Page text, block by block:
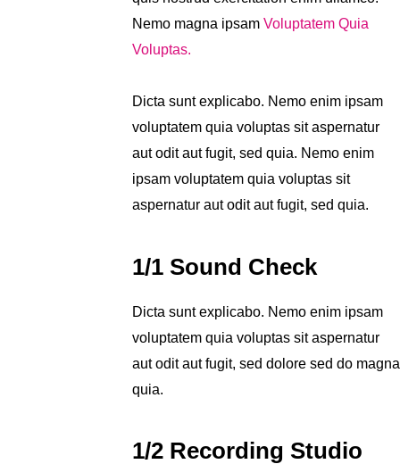
Nemo magna ipsam Voluptatem Quia
Voluptas.
Dicta sunt explicabo. Nemo enim ipsam
voluptatem quia voluptas sit aspernatur
aut odit aut fugit, sed quia. Nemo enim
ipsam voluptatem quia voluptas sit
aspernatur aut odit aut fugit, sed quia.
1/1 Sound Check
Dicta sunt explicabo. Nemo enim ipsam
voluptatem quia voluptas sit aspernatur
aut odit aut fugit, sed dolore sed do magna
quia.
1/2 Recording Studio